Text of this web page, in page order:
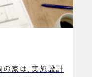
家は、実施設計